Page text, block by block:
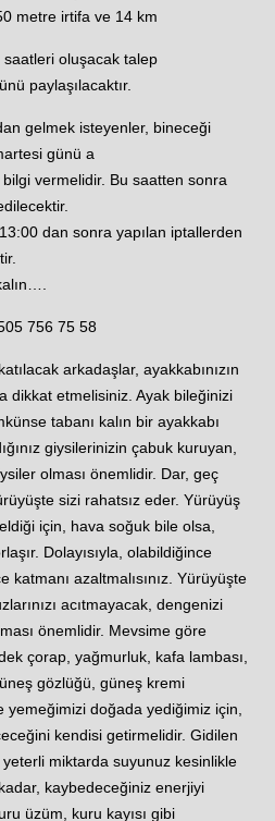
metre irtifa ve 14 km
saatleri oluşacak talep
paylaşılacaktır.
gelmek isteyenler, bineceği
günü a
vermelidir. Bu saatten sonra
dan sonra yapılan iptallerden
756 75 58
arkadaşlar, ayakkabınızın
dikkat etmelisiniz. Ayak bileğinizi
tabanı kalın bir ayakkabı
giysilerinizin çabuk kuruyan,
olması önemlidir. Dar, geç
sizi rahatsız eder. Yürüyüş
için, hava soğuk bile olsa,
Dolayısıyla, olabildiğince
katmanı azaltmalısınız. Yürüyüşte
acıtmayacak, dengenizi
önemlidir. Mevsime göre
çorap, yağmurluk, kafa lambası,
gözlüğü, güneş kremi
yemeğimizi doğada yediğimiz için,
kendisi getirmelidir. Gidilen
miktarda suyunuz kesinlikle
kaybedeceğiniz enerjiyi
üzüm, kuru kayısı gibi